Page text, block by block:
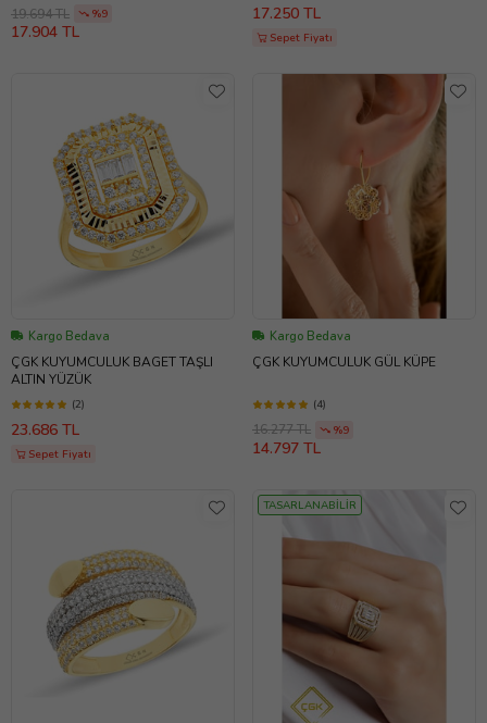
19.694 TL %9
17.904 TL
17.250 TL
Sepet Fiyatı
Kargo Bedava
ÇGK KUYUMCULUK BAGET TAŞLI
ALTIN YÜZÜK
(2)
23.686 TL
Sepet Fiyatı
Kargo Bedava
ÇGK KUYUMCULUK GÜL KÜPE
(4)
16.277 TL %9
14.797 TL
TASARLANABİLİR